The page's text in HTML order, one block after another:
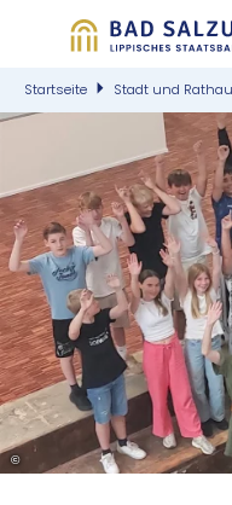
Startseite Stadt und
©